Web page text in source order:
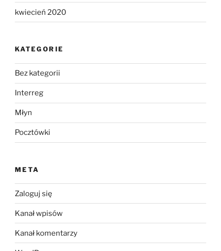
kwiecień 2020
KATEGORIE
Bez kategorii
Interreg
Młyn
Pocztówki
META
Zaloguj się
Kanał wpisów
Kanał komentarzy